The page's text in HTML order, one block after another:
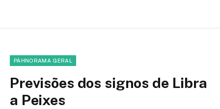
PÀHNORAMA GERAL
Previsões dos signos de Libra
a Peixes